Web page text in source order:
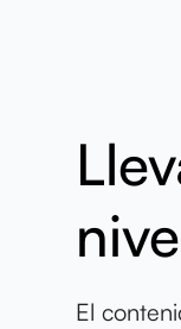
El